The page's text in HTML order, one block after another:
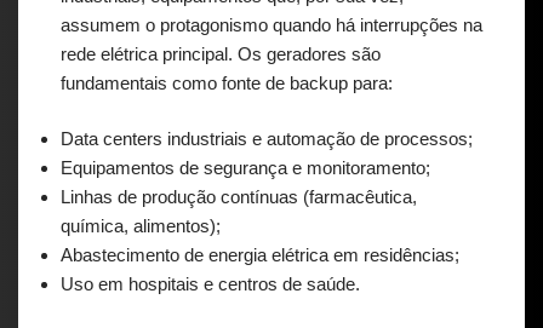
assumem o protagonismo quando há interrupções na
rede elétrica principal. Os geradores são
fundamentais como fonte de backup para:
Data centers industriais e automação de processos;
Equipamentos de segurança e monitoramento;
Linhas de produção contínuas (farmacêutica,
química, alimentos);
Abastecimento de energia elétrica em residências;
Uso em hospitais e centros de saúde.